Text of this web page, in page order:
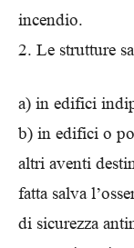
incendio.
2. Le strutture
a) in edifici
b) in edifici o
altri aventi
fatta salva
di sicurezza